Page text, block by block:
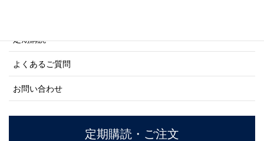
定期購読
よくあるご質問
お問い合わせ
定期購読・ご注文